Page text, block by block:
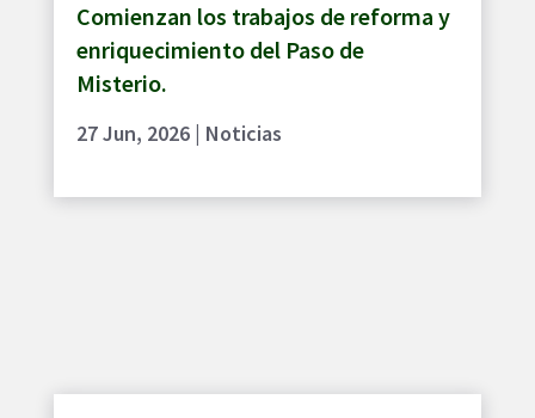
Comienzan los trabajos de reforma y
enriquecimiento del Paso de
Misterio.
27 Jun, 2026| Noticias